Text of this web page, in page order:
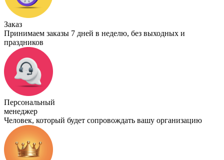
Заказ
Принимаем заказы 7 дней в неделю, без выходных и
праздников
Персональный
менеджер
Человек, который будет сопровождать вашу организацию